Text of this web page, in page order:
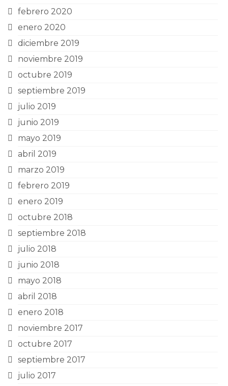
febrero 2020
enero 2020
diciembre 2019
noviembre 2019
octubre 2019
septiembre 2019
julio 2019
junio 2019
mayo 2019
abril 2019
marzo 2019
febrero 2019
enero 2019
octubre 2018
septiembre 2018
julio 2018
junio 2018
mayo 2018
abril 2018
enero 2018
noviembre 2017
octubre 2017
septiembre 2017
julio 2017